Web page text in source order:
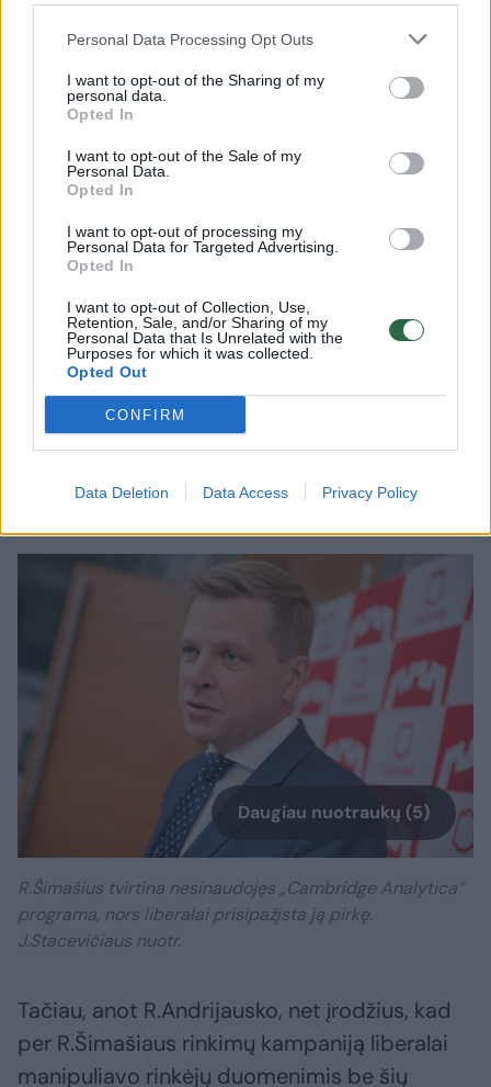
Personal Data Processing Opt Outs
I want to opt-out of the Sharing of my
personal data.
Opted In
I want to opt-out of the Sale of my
Personal Data.
Opted In
I want to opt-out of processing my
Personal Data for Targeted Advertising.
Opted In
I want to opt-out of Collection, Use,
Retention, Sale, and/or Sharing of my
Personal Data that Is Unrelated with the
Purposes for which it was collected.
Opted Out
CONFIRM
Data Deletion Data Access Privacy Policy
Atsakomybės nebūtų
Duomenų apsaugos inspekcijos vadovas
Raimondas Andrijauskas sako, kad bent kol
kas asmens privatumo pažeidimai atrodo
akivaizdūs.
„Jei paaiškėtų aplinkybės, kad asmenys
nebuvo tinkamai informuoti apie jų asmens
duomenų tvarkymą būtent tokiais tikslais,
šiuo atveju kyla pagrindiniai aspektai, kad tai
yra su politiniais įsitikinimais susiję
atskiras reglamentavimas galioja“, – sakė jis.
Daugiau nuotraukų (5)
R.Šimašius tvirtina nesinaudojęs „Cambridge Analytica“
programa, nors liberalai prisipažįsta ją pirkę.
J.Stacevičiaus nuotr.
Tačiau, anot R.Andrijausko, net įrodžius, kad
per R.Šimašiaus rinkimų kampaniją liberalai
manipuliavo rinkėjų duomenimis be šių